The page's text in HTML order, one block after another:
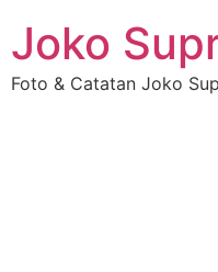
Joko
Foto & Catatan Joko